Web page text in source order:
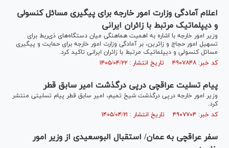
اعلام آمادگی وزارت امور خارجه برای پیگیری مسائل کنسولی
و دیپلماتیک مرتبط با زائران ایرانی
وزیر امور خارجه با اشاره به اهمیت هماهنگی میان دستگاه‌های ذی‌ربط برای
تسهیل امور حجاج و زائرین، بر آمادگی وزارت امور خارجه برای حمایت و پیگیری
مسائل کنسولی و دیپلماتیک مرتبط با زائران ایرانی تاکید کرد.
کد خبر: ۴۹۰۷۸۴۸ تاریخ انتشار : ۱۴۰۵/۰۴/۲۲
پیام تسلیت عراقچی درپی درگذشت امیر سابق قطر
وزیر امور خارجه درپی درگذشت شیخ تمیم، امیر سابق قطر پیام تسلیتی منتشر
کرد.
کد خبر: ۴۹۰۷۷۰۴ تاریخ انتشار : ۱۴۰۵/۰۴/۲۱
سفر عراقچی به عمان/ استقبال البوسعیدی از وزیر امور